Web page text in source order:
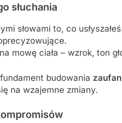
słuchania
słowami to, co
mowę ciała – wzrok, ton
budowania
na wzajemne zmiany.